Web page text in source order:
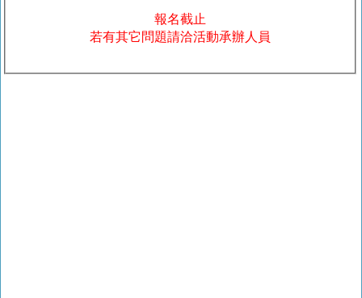
報名截止
若有其它問題請洽活動承辦人員